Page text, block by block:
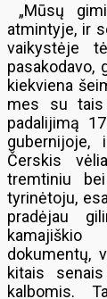
„Mūsų
atmintyje, ir
vaikystėje
pasakodavo,
kiekviena
mes su tais
padalijimą
gubernijoje,
Čerskis
tremtiniu
tyrinėtoju,
pradėjau
dokumentų,
kitais
kalbomis.